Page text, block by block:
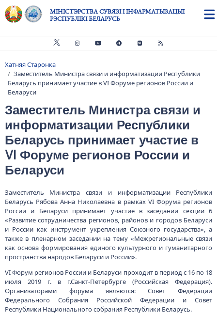
Skip to main content
МІНІСТЭРСТВА СУВЯЗІ І ІНФАРМАТЫЗАЦЫІ
РЭСПУБЛІКІ БЕЛАРУСЬ
Breadcrumb
Хатняя Старонка
Заместитель Министра связи и информатизации Республики
Беларусь принимает участие в VI Форуме регионов России и
Беларуси
Заместитель Министра связи и
информатизации Республики
Беларусь принимает участие в
VI Форуме регионов России и
Беларуси
Заместитель Министра связи и информатизации Республики
Беларусь Рябова Анна Николаевна в рамках VI Форума регионов
России и Беларуси принимает участие в заседании секции 6
«Развитие сотрудничества регионов, районов и городов Беларуси
и России как инструмент укрепления Союзного государства», а
также в пленарном заседании на тему «Межрегиональные связи
как основа формирования единого культурного и гуманитарного
пространства народов Беларуси и России».
VI Форум регионов России и Беларуси проходит в период с 16 по 18
июля 2019 г. в г.Санкт-Петербурге (Российская Федерация).
Организаторами форума являются: Совет Федерации
Федерального Собрания Российской Федерации и Совет
Республики Национального собрания Республики Беларусь.